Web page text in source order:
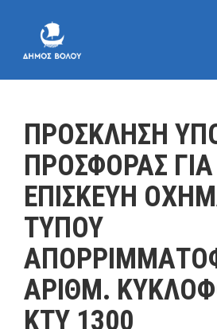
ΠΡΟΣΚΛΗΣΗ
ΠΡΟΣΦΟΡΑΣ
ΕΠΙΣΚΕΥΗ
ΤΥΠΟΥ
ΑΡΙΘΜ.
ΚΤΥ 1300